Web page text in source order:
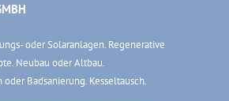
oder Solaranlagen. Regenerative
Neubau oder Altbau.
oder Badsanierung. Kesseltausch.